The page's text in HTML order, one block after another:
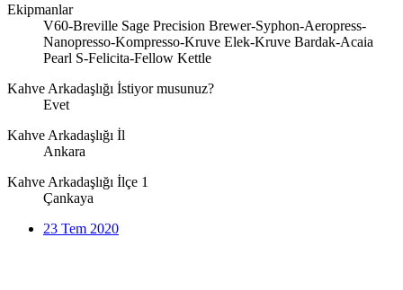
Ekipmanlar
V60-Breville Sage Precision Brewer-Syphon-Aeropress-
Nanopresso-Kompresso-Kruve Elek-Kruve Bardak-Acaia
Pearl S-Felicita-Fellow Kettle
Kahve Arkadaşlığı İstiyor musunuz?
Evet
Kahve Arkadaşlığı İl
Ankara
Kahve Arkadaşlığı İlçe 1
Çankaya
23 Tem 2020